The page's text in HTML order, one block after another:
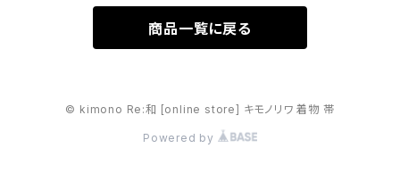
商品一覧に戻る
© kimono Re:和 [online store] キモノリワ 着物 帯
Powered by